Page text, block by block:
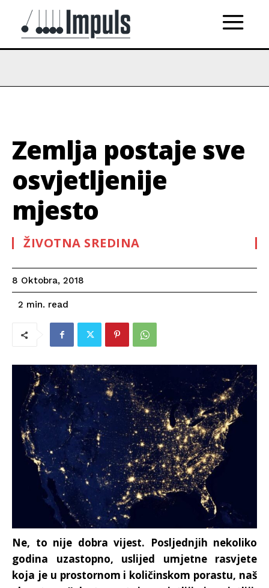
Zemlja postaje sve
osvjetljenije
mjesto
ŽIVOTNA SREDINA
8 Oktobra, 2018
2 min. read
Ne, to nije dobra vijest. Posljednjih nekoliko
godina uzastopno, uslijed umjetne rasvjete
koja je u prostornom i količinskom porastu, naš